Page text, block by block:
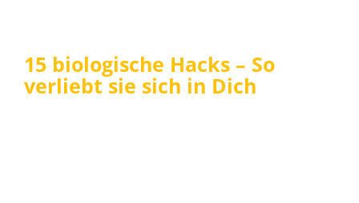
15 biologische Hacks – So
verliebt sie sich in Dich